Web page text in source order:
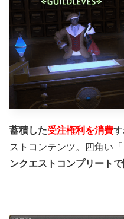
蓄積した受注権利を消費
ストコンテンツ。四角い「
ンクエストコンプリート